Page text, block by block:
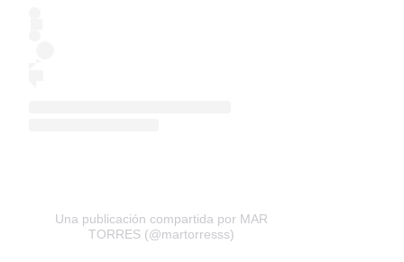
Una publicación compartida por MAR
TORRES (@martorresss)